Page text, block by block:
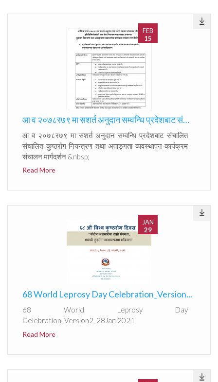
FEB
15
आ व २०७८र७९ मा सशर्त अनुदान सम्वन्धि प्रदेशबाट संचालित संचालित कुष्ठरोग नियन्त्रण तथा अपाङ्गता व्यवस्थापन कार्यक्रम संचालन मार्गदर्शन
आ व २०७८र७९ मा सशर्त अनुदान सम्वन्धि प्रदेशबाट संचालित
संचालित कुष्ठरोग नियन्त्रण तथा अपाङ्गता व्यवस्थापन कार्यक्रम
संचालन मार्गदर्शन &nbsp;
Read More
JAN
29
68 World Leprosy Day Celebration_Version2_28Jan 2021
68 World Leprosy Day
Celebration_Version2_28Jan 2021
Read More